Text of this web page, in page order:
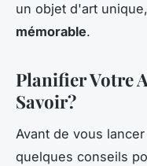
un objet d'art
mémorable.
Planifier Votre
Savoir?
Avant de vous
quelques conseils